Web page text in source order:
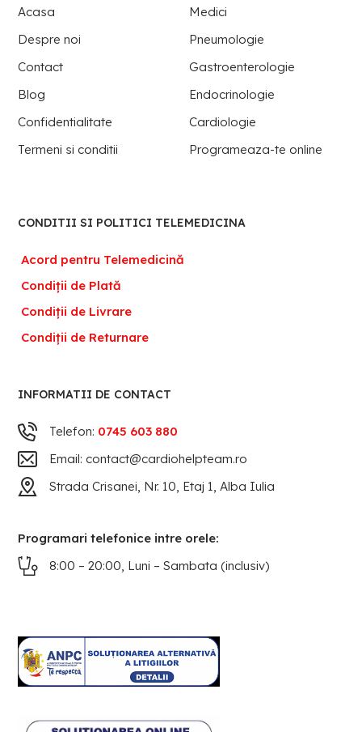
Acasa
Medici
Despre noi
Pneumologie
Contact
Gastroenterologie
Blog
Endocrinologie
Confidentialitate
Cardiologie
Termeni si conditii
Programeaza-te online
CONDITII SI POLITICI TELEMEDICINA
Acord pentru Telemedicină
Condiții de Plată
Condiții de Livrare
Condiții de Returnare
INFORMATII DE CONTACT
Telefon: 0745 603 880
Email: contact@cardiohelpteam.ro
Strada Crisanei, Nr. 10, Etaj 1, Alba Iulia
Programari telefonice intre orele:
8:00 – 20:00, Luni – Sambata (inclusiv)